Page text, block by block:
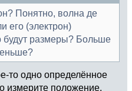
Понятно, волна де
его (электрон)
будут размеры? Больше
то одно определённое
измерите положение,